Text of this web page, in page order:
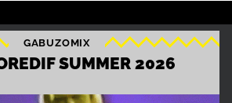
GABUZOMIX
SUMMER 2026